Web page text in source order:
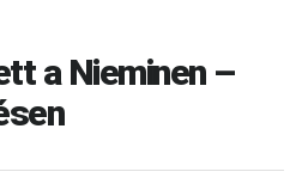
a Nieminen –